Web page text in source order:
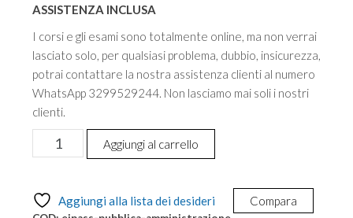
ASSISTENZA INCLUSA
I corsi e gli esami sono totalmente online, ma non verrai
lasciato solo, per qualsiasi problema, dubbio, insicurezza,
potrai contattare la nostra assistenza clienti al numero
WhatsApp 3299529244. Non lasciamo mai soli i nostri
clienti.
Certificazione
informatica
livello
intermedio
Aggiungi al carrello
Aggiungi alla lista dei desideri Compara